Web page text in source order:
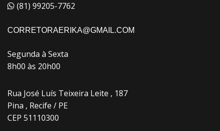
(81) 99205-7762
CORRETORAERIKA@GMAIL.COM
Segunda à Sexta
8h00 às 20h00
Rua José Luís Teixeira Leite , 187
Pina , Recife / PE
CEP 51110300